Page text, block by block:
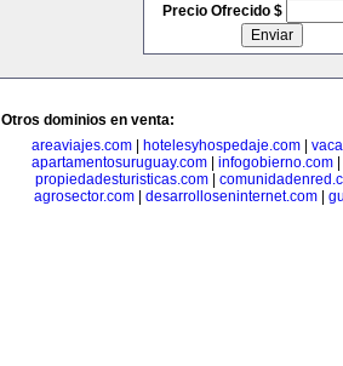
Precio Ofrecido $
Otros dominios en venta:
areaviajes.com
hotelesyhospedaje.com
apartamentosuruguay.com
infogobierno.com
propiedadesturisticas.com|
agrosector.com
desarrolloseninternet.com